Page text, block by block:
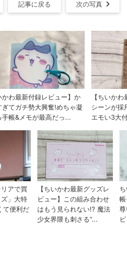
記事に戻る 次の写真